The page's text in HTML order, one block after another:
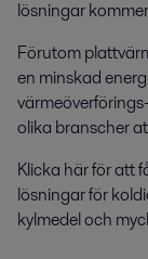
lösningar
Förutom
en minskad
olika branscher
Klicka här för att
lösningar för
kylmedel och